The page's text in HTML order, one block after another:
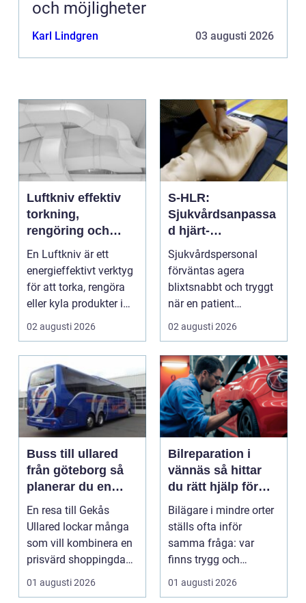
och möjligheter
Karl Lindgren 03 augusti 2026
Luftkniv effektiv
torkning,
rengöring och
kylning i modern
industri
En Luftkniv är ett
energieffektivt verktyg
för att torka, rengöra
eller kyla produkter i
rörelse. Te...
02 augusti 2026
S-HLR:
Sjukvårdsanpassa
d hjärt-
lungräddning som
räddar liv
Sjukvårdspersonal
förväntas agera
blixtsnabbt och tryggt
när en patient
drabbas...
02 augusti 2026
Buss till ullared
från göteborg så
planerar du en
smidig
shoppingdag
En resa till Gekås
Ullared lockar många
som vill kombinera en
prisvärd shoppingdag
med en enkel och ...
01 augusti 2026
Bilreparation i
vännäs så hittar
du rätt hjälp för
din bil
Bilägare i mindre orter
ställs ofta inför
samma fråga: var
finns trygg och
prisvärd hjälp när bilen
01 augusti 2026